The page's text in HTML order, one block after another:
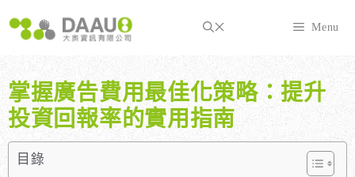
至
內
容
Menu
掌握廣告費用最佳化策略：提升
投資回報率的實用指南
目錄